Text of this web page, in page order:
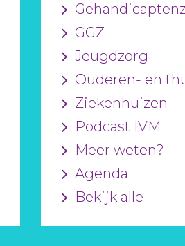
GGZ
Jeugdzorg
Ouderen- en
Ziekenhuizen
Podcast IVM
Meer weten?
Agenda
Bekijk alle